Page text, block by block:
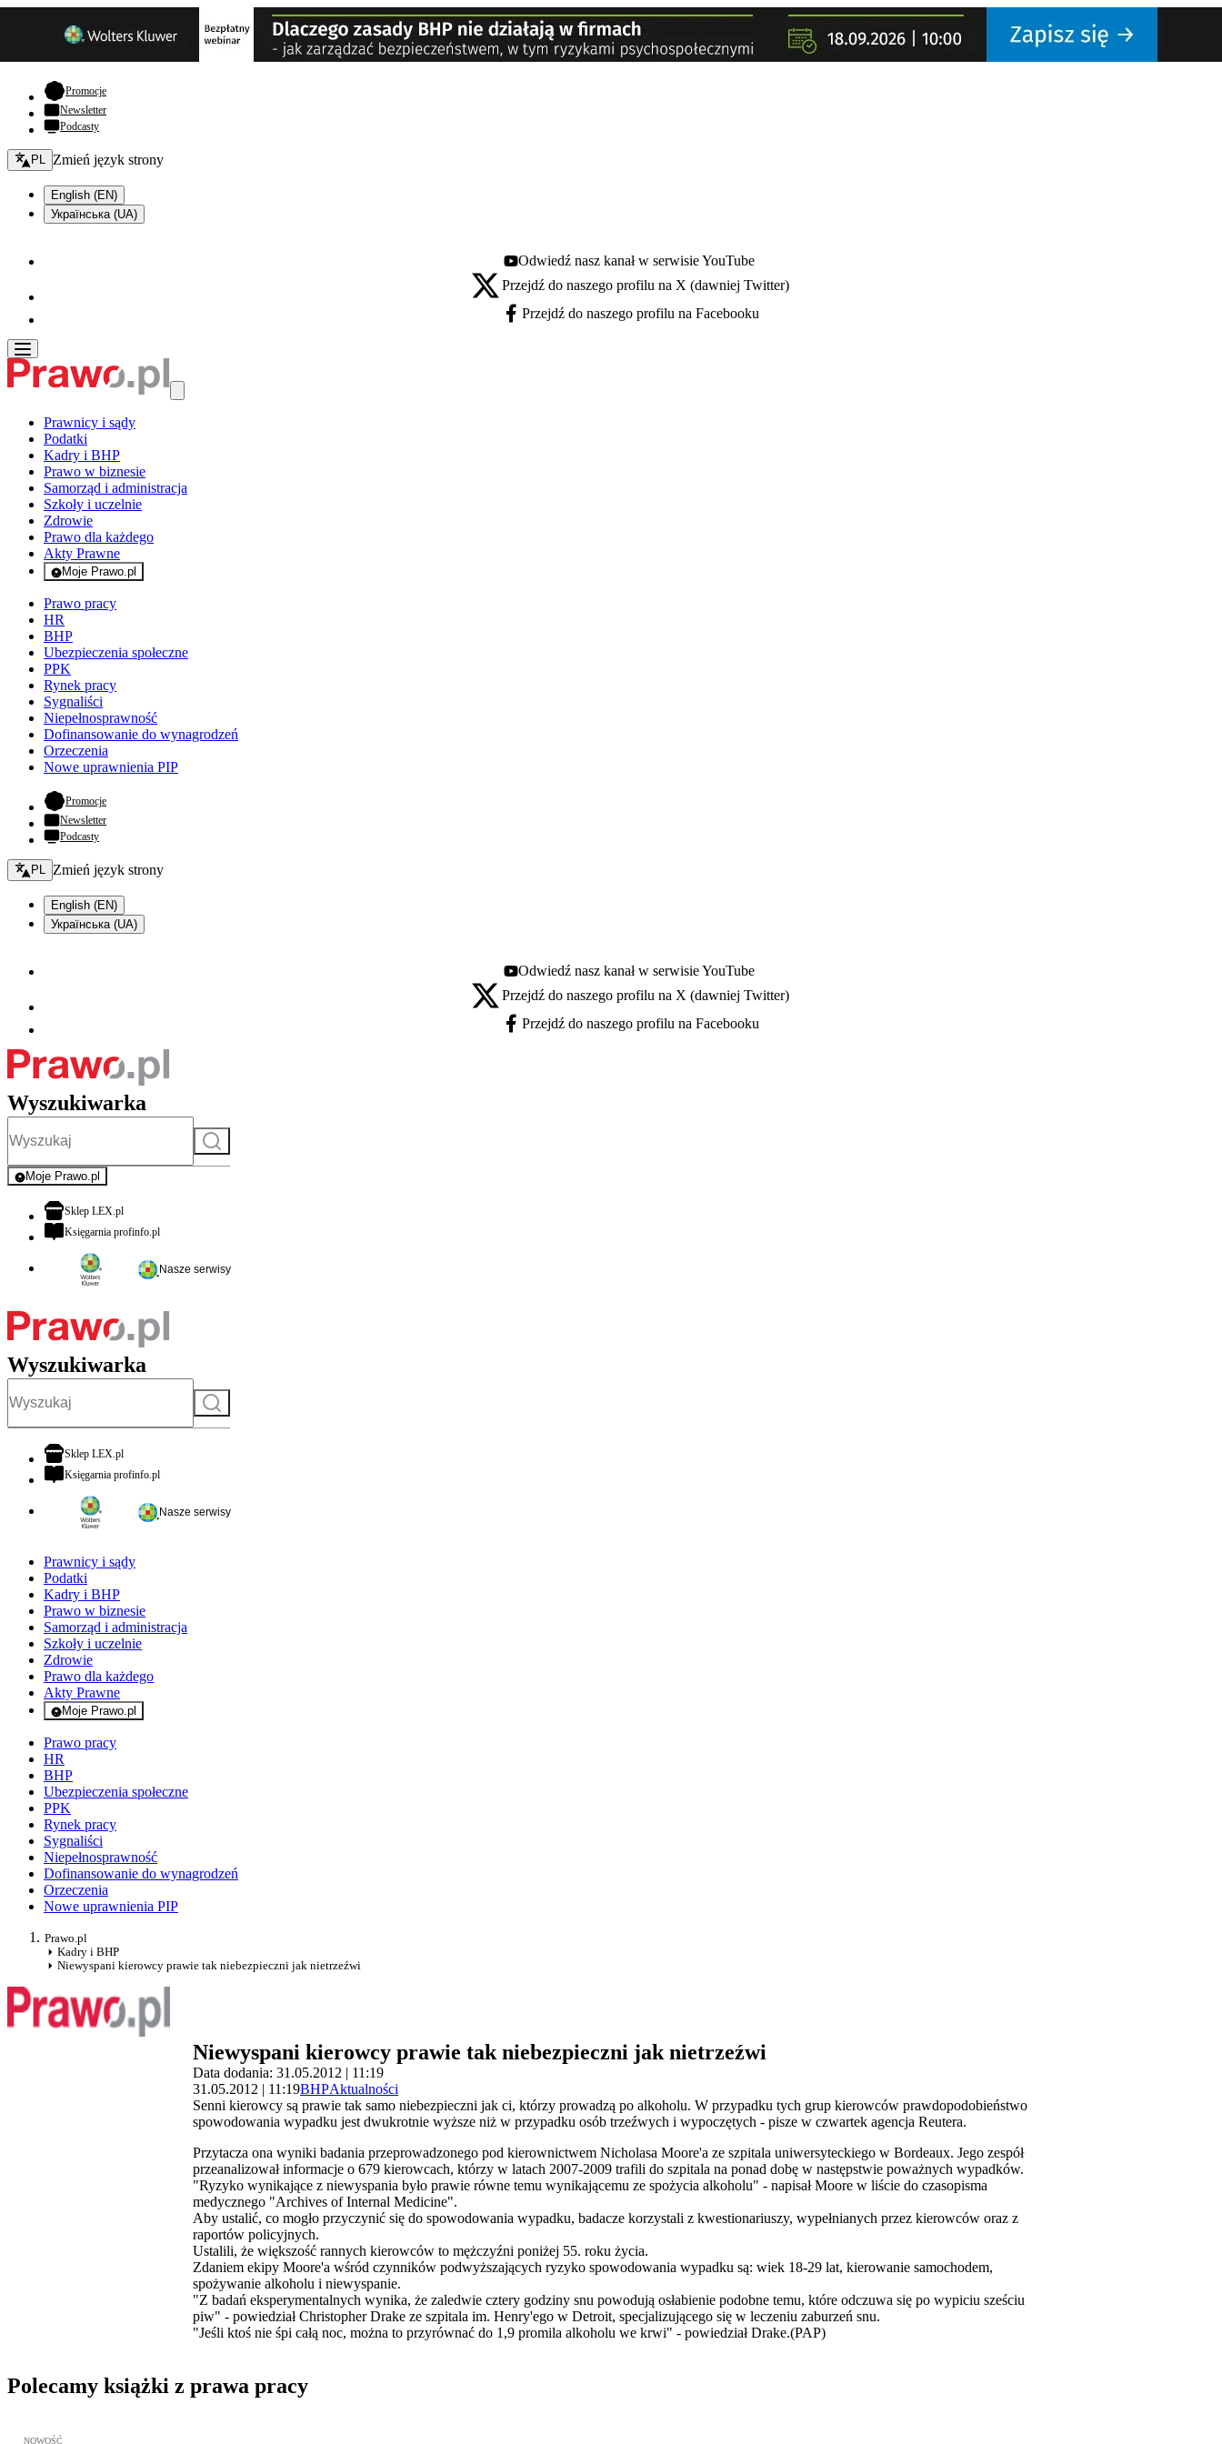
Promocje- otwiera się w nowej karcie
Newsletter
Podcasty
Zmień język - bieżący:
PL Zmień język strony
English (EN)
Українська (UA)
Youtube - otwiera się w nowej karcie
Odwiedź nasz kanał w serwisie YouTube
X - otwiera się w nowej karcie
Przejdź do naszego profilu na X (dawniej Twitter)
Facebook - otwiera się w nowej karcie
Przejdź do naszego profilu na Facebooku
Prawnicy i sądy
Podatki
Kadry i BHP
Prawo w biznesie
Samorząd i administracja
Szkoły i uczelnie
Zdrowie
Prawo dla każdego
Akty Prawne
Moje Prawo.pl
- rejestracja i logowanie do serwisu
Prawo pracy
HR
BHP
Ubezpieczenia społeczne
PPK
Rynek pracy
Sygnaliści
Niepełnosprawność
Dofinansowanie do wynagrodzeń
Orzeczenia
Nowe uprawnienia PIP
Promocje- otwiera się w nowej karcie
Newsletter
Podcasty
Zmień język - bieżący:
PL Zmień język strony
English (EN)
Українська (UA)
Youtube - otwiera się w nowej karcie
Odwiedź nasz kanał w serwisie YouTube
X - otwiera się w nowej karcie
Przejdź do naszego profilu na X (dawniej Twitter)
Facebook - otwiera się w nowej karcie
Przejdź do naszego profilu na Facebooku
Wyszukiwarka
Szukaj
Moje Prawo.pl
- rejestracja i logowanie do serwisu
Sklep LEX.plotwiera się w nowej karcie
Księgarnia profinfo.plotwiera się w nowej karcie
Nasze serwisy
Wyszukiwarka
Szukaj
Sklep LEX.plotwiera się w nowej karcie
Księgarnia profinfo.plotwiera się w nowej karcie
Nasze serwisy
Prawnicy i sądy
Podatki
Kadry i BHP
Prawo w biznesie
Samorząd i administracja
Szkoły i uczelnie
Zdrowie
Prawo dla każdego
Akty Prawne
Moje Prawo.pl
- rejestracja i logowanie do serwisu
Prawo pracy
HR
BHP
Ubezpieczenia społeczne
PPK
Rynek pracy
Sygnaliści
Niepełnosprawność
Dofinansowanie do wynagrodzeń
Orzeczenia
Nowe uprawnienia PIP
Prawo.pl
Kadry i BHP
Niewyspani kierowcy prawie tak niebezpieczni jak nietrzeźwi
Niewyspani kierowcy prawie tak niebezpieczni jak nietrzeźwi
Data dodania: 31.05.2012 | 11:19
31.05.2012 | 11:19BHPAktualności
Senni kierowcy są prawie tak samo niebezpieczni jak ci, którzy prowadzą po alkoholu. W przypadku tych grup kierowców prawdopodobieństwo
spowodowania wypadku jest dwukrotnie wyższe niż w przypadku osób trzeźwych i wypoczętych - pisze w czwartek agencja Reutera.
Przytacza ona wyniki badania przeprowadzonego pod kierownictwem Nicholasa Moore'a ze szpitala uniwersyteckiego w Bordeaux. Jego zespół
przeanalizował informacje o 679 kierowcach, którzy w latach 2007-2009 trafili do szpitala na ponad dobę w następstwie poważnych wypadków.
"Ryzyko wynikające z niewyspania było prawie równe temu wynikającemu ze spożycia alkoholu" - napisał Moore w liście do czasopisma
medycznego "Archives of Internal Medicine".
Aby ustalić, co mogło przyczynić się do spowodowania wypadku, badacze korzystali z kwestionariuszy, wypełnianych przez kierowców oraz z
raportów policyjnych.
Ustalili, że większość rannych kierowców to mężczyźni poniżej 55. roku życia.
Zdaniem ekipy Moore'a wśród czynników podwyższających ryzyko spowodowania wypadku są: wiek 18-29 lat, kierowanie samochodem,
spożywanie alkoholu i niewyspanie.
"Z badań eksperymentalnych wynika, że zaledwie cztery godziny snu powodują osłabienie podobne temu, które odczuwa się po wypiciu sześciu
piw" - powiedział Christopher Drake ze szpitala im. Henry'ego w Detroit, specjalizującego się w leczeniu zaburzeń snu.
"Jeśli ktoś nie śpi całą noc, można to przyrównać do 1,9 promila alkoholu we krwi" - powiedział Drake.(PAP)
Polecamy książki z prawa pracy
Przejdź do: Meritum Prawo Pracy 2026, Kazimierz Jaśkowski - otwiera się w nowym oknie
NOWOŚĆ